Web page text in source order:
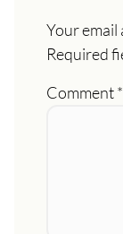
Your email
Required
Comment*